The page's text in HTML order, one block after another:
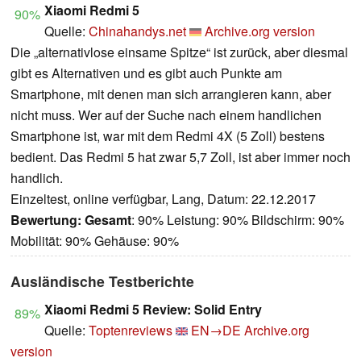
90% Xiaomi Redmi 5
Quelle: Chinahandys.net
Archive.org version
Die „alternativlose einsame Spitze“ ist zurück, aber diesmal
gibt es Alternativen und es gibt auch Punkte am
Smartphone, mit denen man sich arrangieren kann, aber
nicht muss. Wer auf der Suche nach einem handlichen
Smartphone ist, war mit dem Redmi 4X (5 Zoll) bestens
bedient. Das Redmi 5 hat zwar 5,7 Zoll, ist aber immer noch
handlich.
Einzeltest, online verfügbar, Lang, Datum: 22.12.2017
Bewertung: Gesamt: 90% Leistung: 90% Bildschirm: 90%
Mobilität: 90% Gehäuse: 90%
Ausländische Testberichte
89% Xiaomi Redmi 5 Review: Solid Entry
Quelle: Toptenreviews EN→DE Archive.org
version